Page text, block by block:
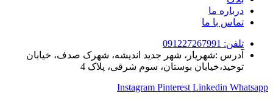
درباره ما
تماس با ما
تلفن: 091227267991
آدرس :شهریار، شهر جدید اندیشه، شهرک صدف، خیابان
توحید،خیابان بوستان، سوم شرقی، پلاک 4
Instagram Pinterest Linkedin Whatsapp